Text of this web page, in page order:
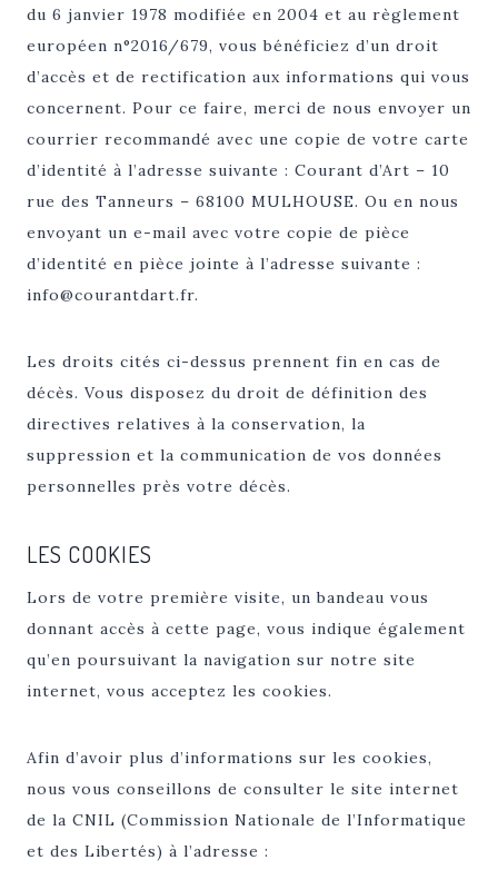
du 6 janvier 1978 modifiée en 2004 et au règlement
européen n°2016/679, vous bénéficiez d’un droit
d’accès et de rectification aux informations qui vous
concernent. Pour ce faire, merci de nous envoyer un
courrier recommandé avec une copie de votre carte
d’identité à l’adresse suivante : Courant d’Art – 10
rue des Tanneurs – 68100 MULHOUSE. Ou en nous
envoyant un e-mail avec votre copie de pièce
d’identité en pièce jointe à l’adresse suivante :
info@courantdart.fr.
Les droits cités ci-dessus prennent fin en cas de
décès. Vous disposez du droit de définition des
directives relatives à la conservation, la
suppression et la communication de vos données
personnelles près votre décès.
LES COOKIES
Lors de votre première visite, un bandeau vous
donnant accès à cette page, vous indique également
qu’en poursuivant la navigation sur notre site
internet, vous acceptez les cookies.
Afin d’avoir plus d’informations sur les cookies,
nous vous conseillons de consulter le site internet
de la CNIL (Commission Nationale de l’Informatique
et des Libertés) à l’adresse :